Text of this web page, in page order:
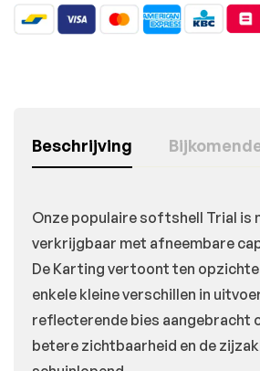
Beschrijving
Onze populaire softshell Trial is
verkrijgbaar met afneembare
De Karting vertoont ten opzichte
enkele kleine verschillen in
reflecterende bies aangebracht
betere zichtbaarheid en de